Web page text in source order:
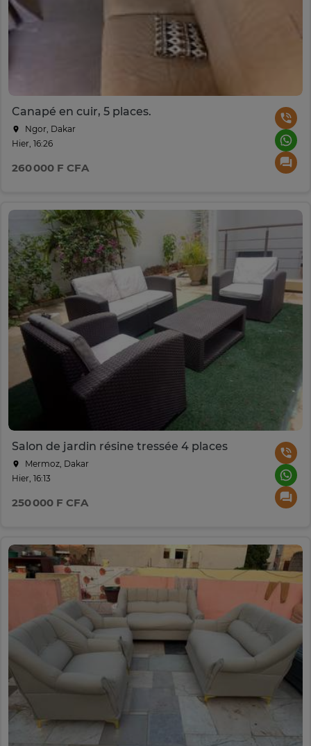
Canapé en cuir, 5 places.
Ngor, Dakar
Hier, 16:26
260 000 F CFA
Salon de jardin résine tressée 4 places
Mermoz, Dakar
Hier, 16:13
250 000 F CFA